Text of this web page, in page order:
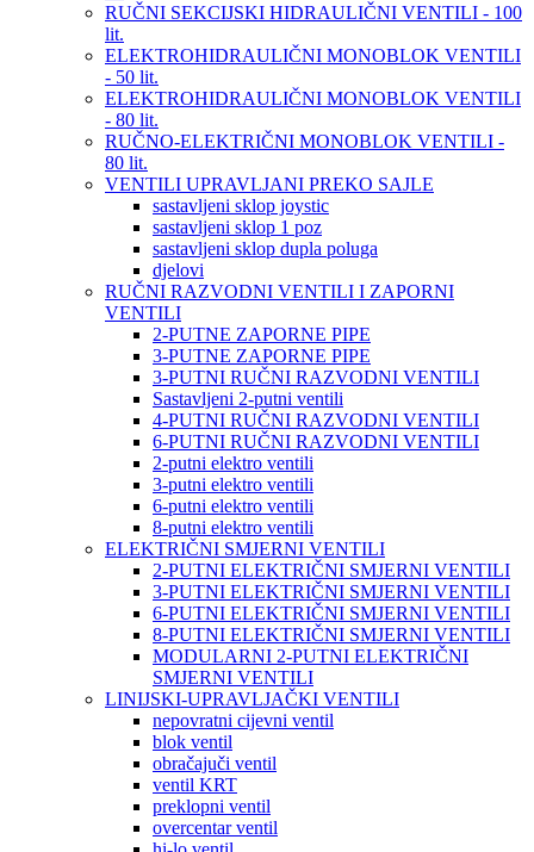
RUČNI SEKCIJSKI HIDRAULIČNI VENTILI - 100
lit.
ELEKTROHIDRAULIČNI MONOBLOK VENTILI
- 50 lit.
ELEKTROHIDRAULIČNI MONOBLOK VENTILI
- 80 lit.
RUČNO-ELEKTRIČNI MONOBLOK VENTILI -
80 lit.
VENTILI UPRAVLJANI PREKO SAJLE
sastavljeni sklop joystic
sastavljeni sklop 1 poz
sastavljeni sklop dupla poluga
djelovi
RUČNI RAZVODNI VENTILI I ZAPORNI
VENTILI
2-PUTNE ZAPORNE PIPE
3-PUTNE ZAPORNE PIPE
3-PUTNI RUČNI RAZVODNI VENTILI
Sastavljeni 2-putni ventili
4-PUTNI RUČNI RAZVODNI VENTILI
6-PUTNI RUČNI RAZVODNI VENTILI
2-putni elektro ventili
3-putni elektro ventili
6-putni elektro ventili
8-putni elektro ventili
ELEKTRIČNI SMJERNI VENTILI
2-PUTNI ELEKTRIČNI SMJERNI VENTILI
3-PUTNI ELEKTRIČNI SMJERNI VENTILI
6-PUTNI ELEKTRIČNI SMJERNI VENTILI
8-PUTNI ELEKTRIČNI SMJERNI VENTILI
MODULARNI 2-PUTNI ELEKTRIČNI
SMJERNI VENTILI
LINIJSKI-UPRAVLJAČKI VENTILI
nepovratni cijevni ventil
blok ventil
obračajuči ventil
ventil KRT
preklopni ventil
overcentar ventil